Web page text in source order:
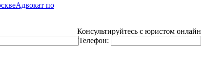
Адвокат по
Консультируйтесь с юристом онлайн
Телефон: